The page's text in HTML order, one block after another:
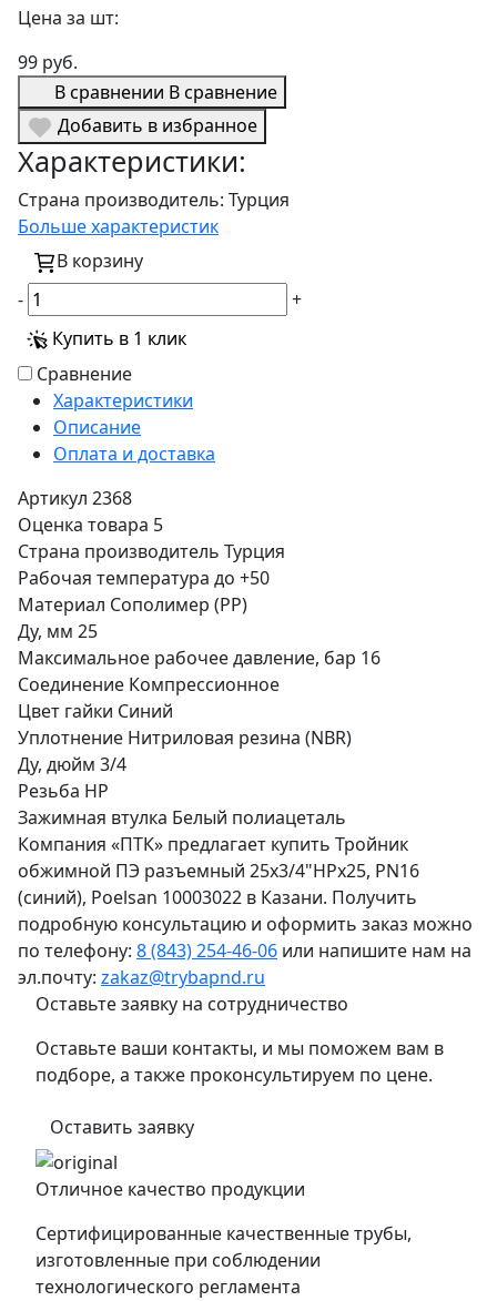
Цена за шт:
99 руб.
В сравнении В сравнение
Добавить в избранное
Характеристики:
Страна производитель: Турция
Больше характеристик
В корзину
-
+
Купить в 1 клик
Сравнение
Характеристики
Описание
Оплата и доставка
Артикул 2368
Оценка товара 5
Страна производитель Турция
Рабочая температура до +50
Материал Сополимер (РР)
Ду, мм 25
Максимальное рабочее давление, бар 16
Соединение Компрессионное
Цвет гайки Синий
Уплотнение Нитриловая резина (NBR)
Ду, дюйм 3/4
Резьба НР
Зажимная втулка Белый полиацеталь
Компания «ПТК» предлагает купить Тройник
обжимной ПЭ разъемный 25х3/4"НРх25, PN16
(синий), Poelsan 10003022 в Казани. Получить
подробную консультацию и оформить заказ можно
по телефону: 8 (843) 254-46-06 или напишите нам на
эл.почту: zakaz@trybapnd.ru
Оставьте заявку на сотрудничество
Оставьте ваши контакты, и мы поможем вам в
подборе, а также проконсультируем по цене.
Оставить заявку
Отличное качество продукции
Сертифицированные качественные трубы,
изготовленные при соблюдении
технологического регламента